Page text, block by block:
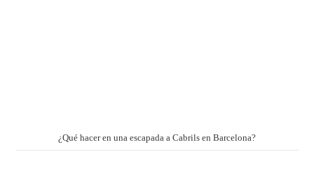
¿Qué hacer en una escapada a Cabrils en Barcelona?